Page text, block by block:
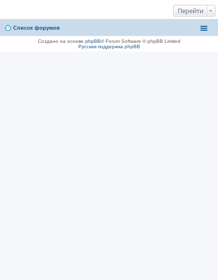
Перейти
Список форумов
Создано на основе phpBB® Forum Software © phpBB Limited
Русская поддержка phpBB